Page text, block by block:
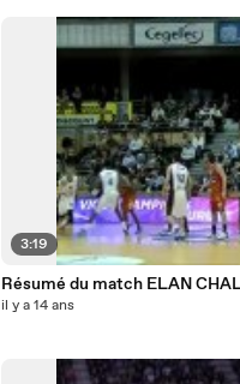
3:19
Résumé du match ELAN
il y a 14 ans